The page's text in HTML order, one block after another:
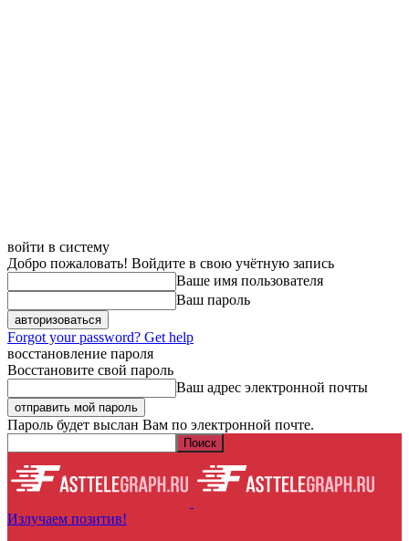
войти в систему
Добро пожаловать! Войдите в свою учётную запись
Ваше имя пользователя
Ваш пароль
Forgot your password? Get help
восстановление пароля
Восстановите свой пароль
Ваш адрес электронной почты
Пароль будет выслан Вам по электронной почте.
Излучаем позитив!